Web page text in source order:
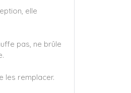
elle
pas, ne brûle
les remplacer.